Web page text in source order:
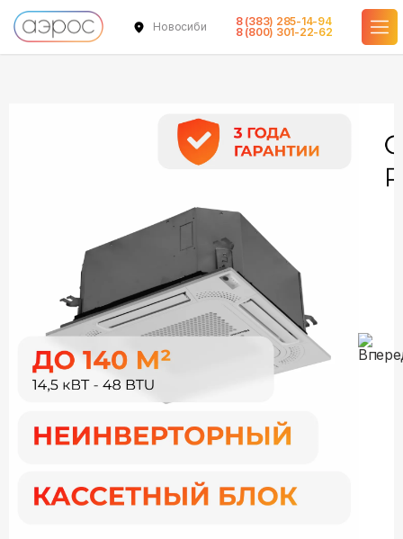
Новосибирск
8 (383) 285-14-94
8 (800) 301-22-62
в наличии
в наличии